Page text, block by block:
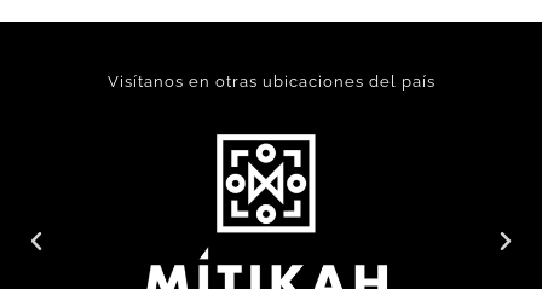
Visítanos en otras ubicaciones del país